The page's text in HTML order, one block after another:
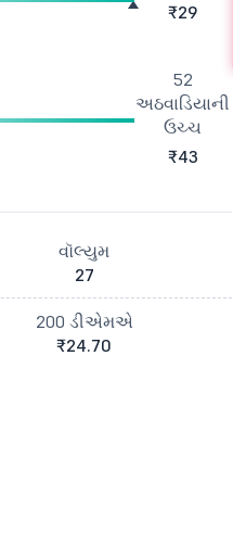
₹29
52
અઠવાડિયાની
ઉચ્ચ
₹43
વૉલ્યુમ
27
200 ડીએમએ
₹24.70